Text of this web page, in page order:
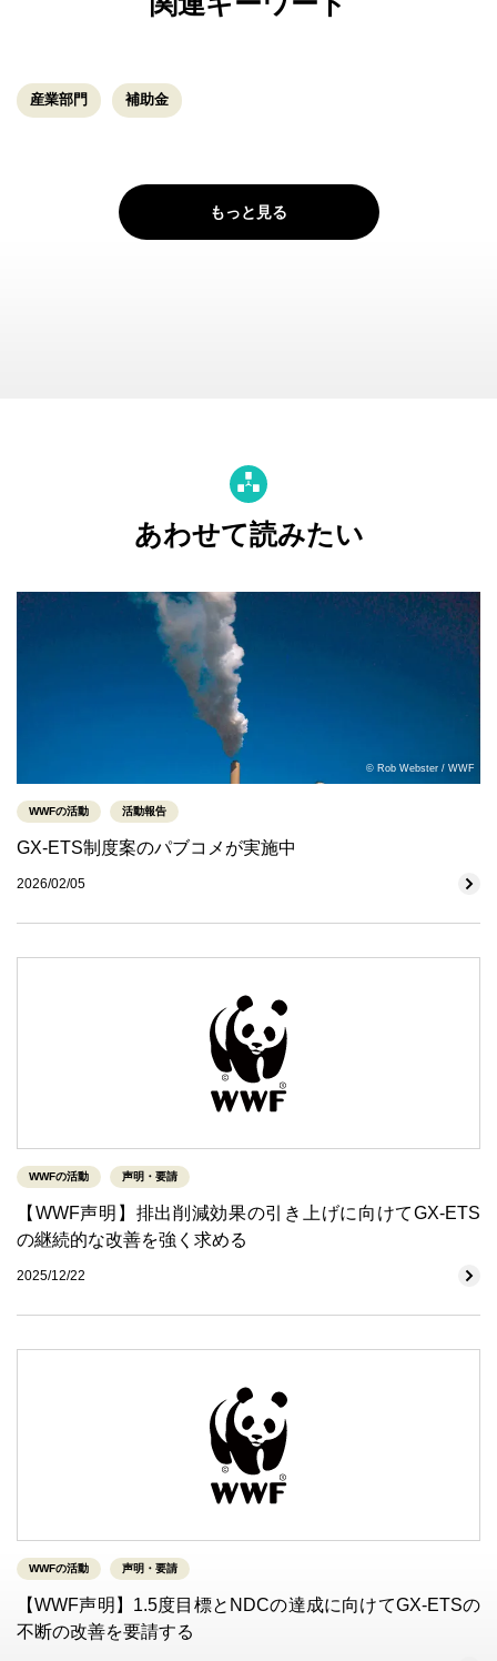
産業部門 補助金
もっと見る
あわせて読みたい
© Rob Webster / WWF
WWFの活動 活動報告
GX-ETS制度案のパブコメが実施中
2026/02/05
WWFの活動 声明・要請
【WWF声明】排出削減効果の引き上げに向けてGX-ETS
の継続的な改善を強く求める
2025/12/22
WWFの活動 声明・要請
【WWF声明】1.5度目標とNDCの達成に向けてGX-ETSの
不断の改善を要請する